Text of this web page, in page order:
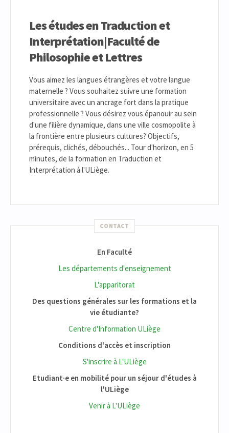
Les études en Traduction et
Interprétation|Faculté de
Philosophie et Lettres
Vous aimez les langues étrangères et votre langue
maternelle ? Vous souhaitez suivre une formation
universitaire avec un ancrage fort dans la pratique
professionnelle ? Vous désirez vous épanouir au sein
d'une filière dynamique, dans une ville cosmopolite à
la frontière entre plusieurs cultures? Objectifs,
prérequis, clichés, débouchés... Tour d'horizon, en 5
minutes, de la formation en Traduction et
Interprétation à l'ULiège.
CONTACT
En Faculté
Les départements d'enseignement
L'apparitorat
Des questions générales sur les formations et la
vie étudiante?
Centre d'Information ULiège
Conditions d'accès et inscription
S'inscrire à L'ULiège
Etudiant·e en mobilité pour un séjour d'études à
l'ULiège
Venir à L'ULiège